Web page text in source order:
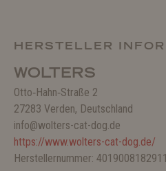
HERSTELLER
WOLTERS
Otto‑Hahn‑Straße 2
27283 Verden, Deutschland
info@wolters-cat-dog.de
https://www.wolters-cat-dog.de/
Herstellernummer: 4019008182911